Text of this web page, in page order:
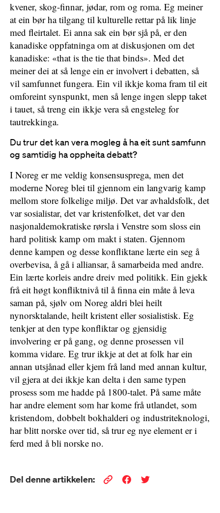
kvener, skog-finnar, jødar, rom og roma. Eg meiner
at ein bør ha tilgang til kulturelle rettar på lik linje
med fleirtalet. Ei anna sak ein bør sjå på, er den
kanadiske oppfatninga om at diskusjonen om det
kanadiske: «that is the tie that binds». Med det
meiner dei at så lenge ein er involvert i debatten, så
vil samfunnet fungera. Ein vil ikkje koma fram til eit
omforeint synspunkt, men så lenge ingen slepp taket
i tauet, så treng ein ikkje vera så engsteleg for
tautrekkinga.
Du trur det kan vera mogleg å ha eit sunt samfunn
og samtidig ha oppheita debatt?
I Noreg er me veldig konsensusprega, men det
moderne Noreg blei til gjennom ein langvarig kamp
mellom store folkelige miljø. Det var avhaldsfolk, det
var sosialistar, det var kristenfolket, det var den
nasjonaldemokratiske rørsla i Venstre som sloss ein
hard politisk kamp om makt i staten. Gjennom
denne kampen og desse konfliktane lærte ein seg å
overbevisa, å gå i alliansar, å samarbeida med andre.
Ein lærte korleis andre dreiv med politikk. Ein gjekk
frå eit høgt konfliktnivå til å finna ein måte å leva
saman på, sjølv om Noreg aldri blei heilt
nynorsktalande, heilt kristent eller sosialistisk. Eg
tenkjer at den type konfliktar og gjensidig
involvering er på gang, og denne prosessen vil
komma vidare. Eg trur ikkje at det at folk har ein
annan utsjånad eller kjem frå land med annan kultur,
vil gjera at dei ikkje kan delta i den same typen
prosess som me hadde på 1800-talet. På same måte
har andre element som har kome frå utlandet, som
kristendom, dobbelt bokhalderi og industriteknologi,
har blitt norske over tid, så trur eg nye element er i
ferd med å bli norske no.
Del denne artikkelen: